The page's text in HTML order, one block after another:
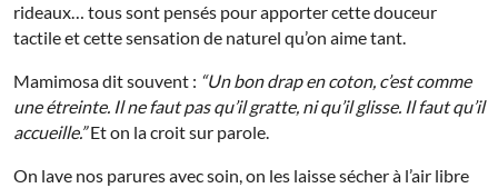
rideaux… tous sont pensés pour apporter cette douceur
tactile et cette sensation de naturel qu’on aime tant.
Mamimosa dit souvent : “Un bon drap en coton, c’est comme
une étreinte. Il ne faut pas qu’il gratte, ni qu’il glisse. Il faut qu’il
accueille.”Et on la croit sur parole.
On lave nos parures avec soin, on les laisse sécher à l’air libre